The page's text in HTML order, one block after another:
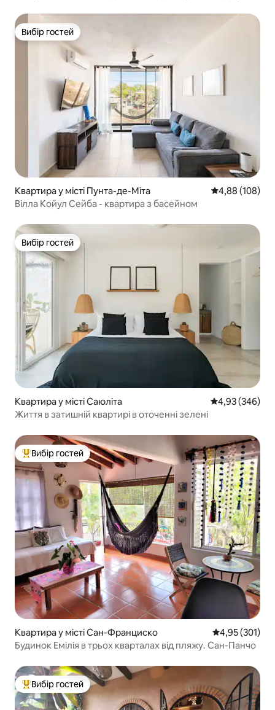
Вибір гостей
Вибір гостей
Квартира у місті Пунта-де-Міта Середня
4,88 (108)
Вілла Койул Сейба - квартира з басейном
Вибір гостей
Вибір гостей
Квартира у місті Саюліта Середня
4,93 (346)
Життя в затишній квартирі в оточенні зелені
Топ вибір гостей
Вибір гостей
Квартира у місті Сан-Франциско Середня
4,95 (301)
Будинок Емілія в трьох кварталах від пляжу. Сан-Панчо
Топ вибір гостей
Вибір гостей